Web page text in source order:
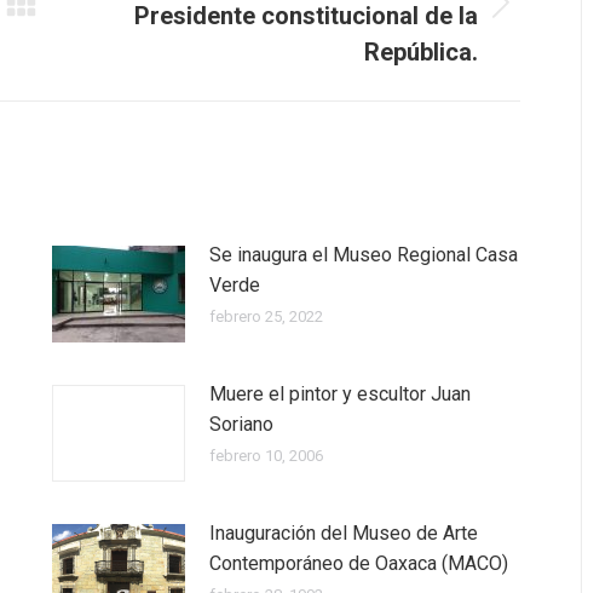
Presidente constitucional de la
República.
Se inaugura el Museo Regional Casa
Verde
febrero 25, 2022
Muere el pintor y escultor Juan
Soriano
febrero 10, 2006
Inauguración del Museo de Arte
Contemporáneo de Oaxaca (MACO)